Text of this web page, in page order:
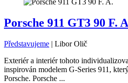
Porsche 911 GT3 90 F.
Představujeme | Libor Olič
Exteriér a interiér tohoto
inspirován modelem G-Series 911,
Porsche. Porsche ...